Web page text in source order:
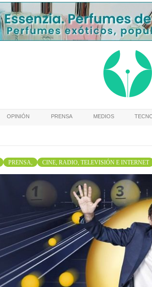
OPINIÓN PRENSA MEDIOS
PRENSA, CINE, RADIO, TELEVISIÓN E INTERNET